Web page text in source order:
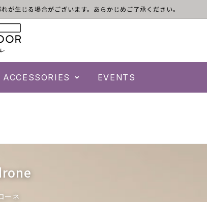
生じる場合がございます。あらかじめご了承ください。
ACCESSORIES EVENTS
ーネ